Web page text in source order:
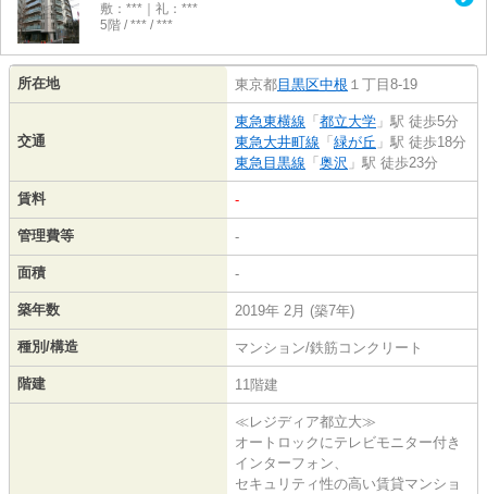
敷：***｜礼：***
5階 / *** / ***
所在地 東京都目黒区中根 １丁目8-19
交通
東急東横線 「 都立大学 」駅 徒歩5分
東急大井町線 「 緑が丘 」駅 徒歩18分
東急目黒線 「 奥沢 」駅 徒歩23分
賃料 -
管理費等 -
面積 -
築年数 2019年 2月 (築7年)
種別/構造 マンション/鉄筋コンクリート
階建 11階建
≪レジディア都立大≫
オートロックにテレビモニター付き
インターフォン、
セキュリティ性の高い賃貸マンショ